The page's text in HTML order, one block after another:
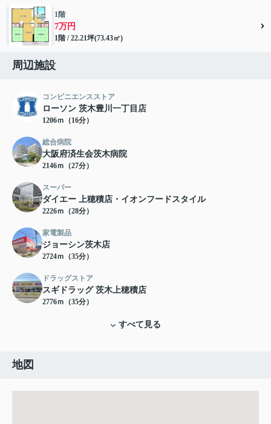
1階
7万円
1階 / 22.21坪(73.43㎡)
周辺施設
コンビニエンスストア
ローソン 茨木豊川一丁目店
1206ｍ（16分）
総合病院
大阪府済生会茨木病院
2146ｍ（27分）
スーパー
ダイエー 上穂積店・イオンフードスタイル
2226ｍ（28分）
家電製品
ジョーシン茨木店
2724ｍ（35分）
ドラッグストア
スギドラッグ 茨木上穂積店
2776ｍ（35分）
すべて見る
地図